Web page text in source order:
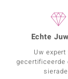
Echte
Uw expert
gecertificeerde